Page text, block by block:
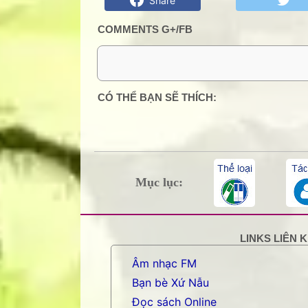
COMMENTS G+/FB
0 Comment:
CÓ THỂ BẠN SẼ THÍCH:
Mục lục:
LINKS LIÊN
Âm nhạc FM
Bạn bè Xứ Nẫu
Đọc sách Online